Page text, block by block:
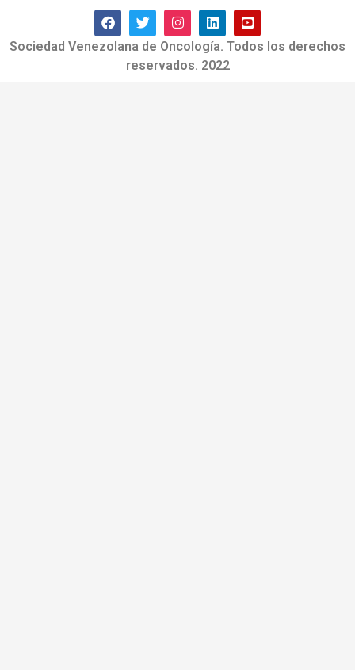
Sociedad Venezolana de Oncología. Todos los derechos
reservados. 2022